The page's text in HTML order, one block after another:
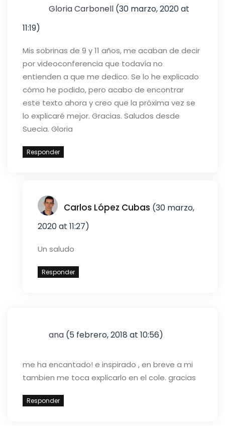
Gloria Carbonell (30 marzo, 2020 at
11:19)
Mis sobrinas de 9 y 11 años, me acaban de decir
por videoconferencia que todavía no
entienden a que me dedico. Se lo he explicado
cómo he podido, pero acabo de encontrar
este texto ahora y creo que la próxima vez se
lo explicaré mejor. Gracias. Saludos desde
Suecia. Gloria
Responder
Carlos López Cubas (30 marzo,
2020 at 11:27)
Un saludo
Responder
ana (5 febrero, 2018 at 10:56)
me ha encantado! e inspirado , en breve a mi
tambien me toca explicarlo en el cole. gracias
Responder